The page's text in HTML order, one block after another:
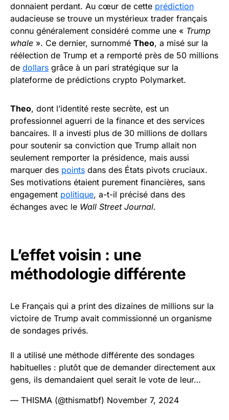
donnaient perdant. Au cœur de cette prédiction
audacieuse se trouve un mystérieux trader français
connu généralement considéré comme une « Trump
whale ». Ce dernier, surnommé Theo, a misé sur la
réélection de Trump et a remporté près de 50 millions
de dollars grâce à un pari stratégique sur la
plateforme de prédictions crypto Polymarket.
Theo, dont l’identité reste secrète, est un
professionnel aguerri de la finance et des services
bancaires. Il a investi plus de 30 millions de dollars
pour soutenir sa conviction que Trump allait non
seulement remporter la présidence, mais aussi
marquer des points dans des États pivots cruciaux.
Ses motivations étaient purement financières, sans
engagement politique, a-t-il précisé dans des
échanges avec le Wall Street Journal.
L’effet voisin : une
méthodologie différente
Le Français qui a print des dizaines de millions sur la
victoire de Trump avait commissionné un organisme
de sondages privés.
Il a utilisé une méthode différente des sondages
habituelles : plutôt que de demander directement aux
gens, ils demandaient quel serait le vote de leur…
— THISMA (@thismatbf) November 7, 2024